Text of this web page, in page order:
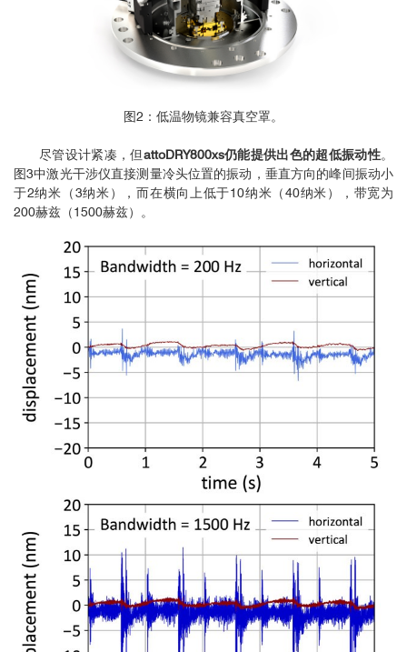
图2：低温物镜兼容真空罩。
尽管设计紧凑，但attoDRY800xs仍能提供出色的超低振动性。
图3中激光干涉仪直接测量冷头位置的振动，垂直方向的峰间振动小
于2纳米（3纳米），而在横向上低于10纳米（40纳米），带宽为
200赫兹（1500赫兹）。